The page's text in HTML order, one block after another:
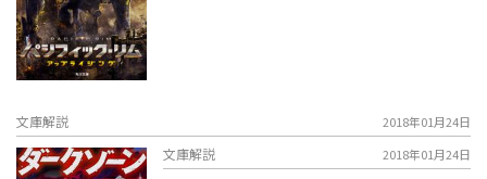
文庫解説 2018年01月24日
文庫解説 2018年01月24日